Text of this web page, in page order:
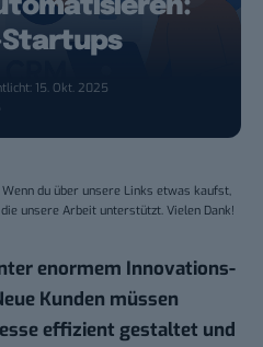
Startups
15. Okt. 2025
du über unsere Links etwas kaufst,
unsere Arbeit unterstützt. Vielen Dank!
enormem Innovations-
Kunden müssen
effizient gestaltet und